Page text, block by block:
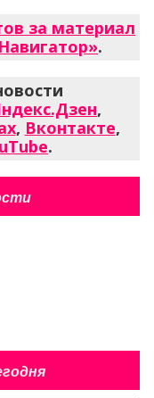
за материал
.
,
, Вконтакте,
.